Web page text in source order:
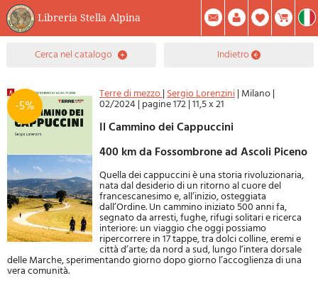
Libreria Stella Alpina
0 Prodotto(i) Attualmente Nel Carrello Riepilogo
Facebook
Registrati Mod. Password
cerca nel catalogo indietro
-5%
Terre di mezzo|Sergio Lorenzini| Milano|
02/2024| pagine 172|11,5 x 21
Il Cammino dei Cappuccini
400 km da Fossombrone ad Ascoli Piceno
Quella dei cappuccini è una storia rivoluzionaria,
nata dal desiderio di un ritorno al cuore del
francescanesimo e, all’inizio, osteggiata
dall’Ordine. Un cammino iniziato 500 anni fa,
segnato da arresti, fughe, rifugi solitari e ricerca
interiore: un viaggio che oggi possiamo
ripercorrere in 17 tappe, tra dolci colline, eremi e
città d’arte; da nord a sud, lungo l’intera dorsale
delle Marche, sperimentando giorno dopo giorno l’accoglienza di una
vera comunità.